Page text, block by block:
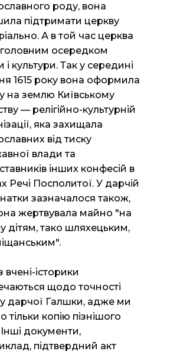
роду, вона
підтримати церкву
А в той час церква
осередком
і культури. Так у середині
1615 року вона оформила
на землю Київському
— релігійно-культурній
яка захищала
від тиску
влади та
інших конфесій в
Речі Посполитої. У дарчій
зазначалося також,
жертвувала майно "на
дітям, тако шляхецьким,
вчені-історики
щодо точності
дарчої Галшки, адже ми
тільки копію пізнішого
Інші документи,
підтвердний акт